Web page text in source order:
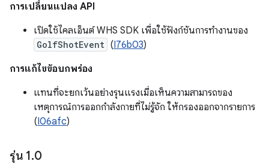
การเปลี่ยนแปลง API
เปิดใช้ไคลเอ็นต์ WHS SDK เพื่อใช้ฟังก์ชันการทำงานของ
GolfShotEvent (I76b03)
การแก้ไขข้อบกพร่อง
แทนที่จะยกเว้นอย่างรุนแรงเมื่อเห็นความสามารถของ
เหตุการณ์การออกกำลังกายที่ไม่รู้จัก ให้กรองออกจากรายการ
(I06afc)
รุ่น 1.0